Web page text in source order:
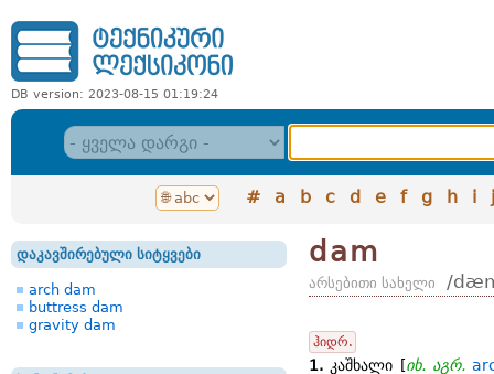
DB version: 2023-08-15 01:19:24
# a b c d e f g h i j
დაკავშირებული სიტყვები
arch dam
buttress dam
gravity dam
dam
არსებითი სახელი /
ჰიდრ.
1. კაშხალი [იხ. აგრ.